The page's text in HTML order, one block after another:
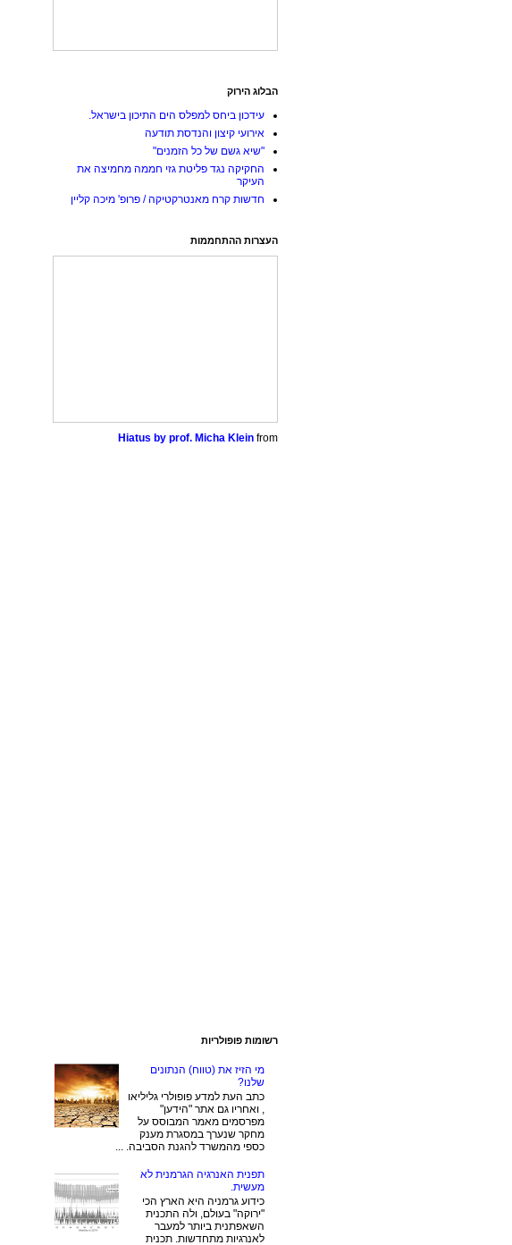
הבלוג הירוק
עידכון ביחס למפלס הים התיכון בישראל.
אירועי קיצון והנדסת תודעה
"שיא גשם של כל הזמנים"
החקיקה נגד פליטת גזי חממה מחמיצה את
העיקר
חדשות קרח מאנטרקטיקה / פרופ' מיכה קליין
העצרות ההתחממות
Hiatus by prof. Micha Klein from
רשומות פופולריות
מי הזיז את (טווח) הנתונים
שלנו?
כתב העת למדע פופולרי גליליאו
, ואחריו גם אתר "הידען"
מפרסמים מאמר המבוסס על
מחקר שנערך במסגרת מענק
כספי מהמשרד להגנת הסביבה. ...
תפנית האנרגיה הגרמנית לא
מעשית.
כידוע גרמניה היא הארץ הכי
"ירוקה" בעולם, ולה התכנית
השאפתנית ביותר למעבר
לאנרגיות מתחדשות. תכנית